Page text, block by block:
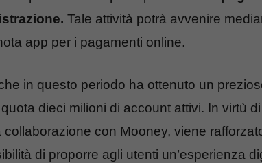
Tale attività potrà avvenire
app per i pagamenti online.
in questo periodo ha ottenuto un
dieci milioni di account attivi. In virtù
con Mooney, viene
di proporre agli utenti un’esperienza